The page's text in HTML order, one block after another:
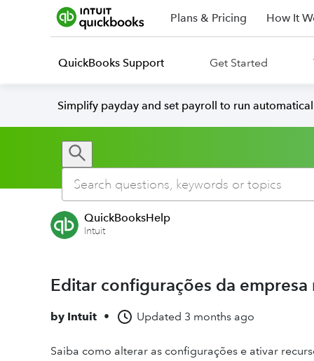
Plans & Pricing How It
QuickBooks Support Get Started
Simplify payday and set payroll to run
QuickBooksHelp
Intuit
Editar configurações da
by Intuit • Updated 3 months ago
Saiba como alterar as configurações e ativar